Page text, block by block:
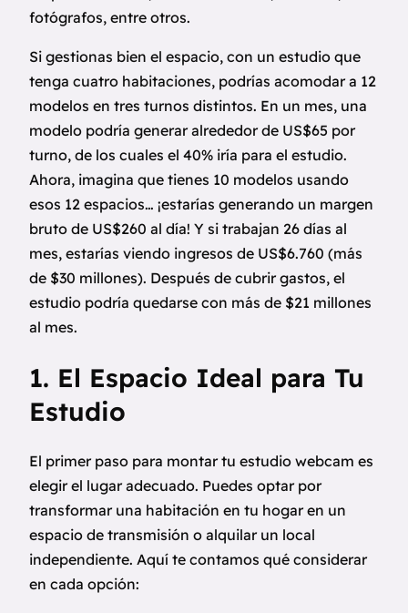
fotógrafos, entre otros.
Si gestionas bien el espacio, con un estudio que
tenga cuatro habitaciones, podrías acomodar a 12
modelos en tres turnos distintos. En un mes, una
modelo podría generar alrededor de US$65 por
turno, de los cuales el 40% iría para el estudio.
Ahora, imagina que tienes 10 modelos usando
esos 12 espacios… ¡estarías generando un margen
bruto de US$260 al día! Y si trabajan 26 días al
mes, estarías viendo ingresos de US$6.760 (más
de $30 millones). Después de cubrir gastos, el
estudio podría quedarse con más de $21 millones
al mes.
1. El Espacio Ideal para Tu
Estudio
El primer paso para montar tu estudio webcam es
elegir el lugar adecuado. Puedes optar por
transformar una habitación en tu hogar en un
espacio de transmisión o alquilar un local
independiente. Aquí te contamos qué considerar
en cada opción: